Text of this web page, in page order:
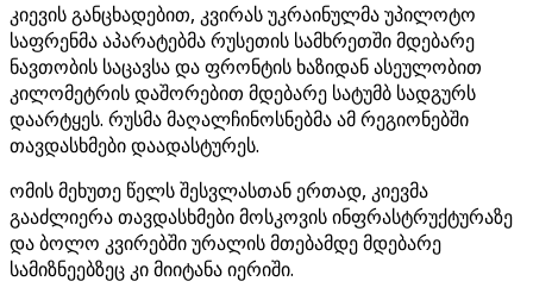
კიევის განცხადებით, კვირას უკრაინულმა უპილოტო
საფრენმა აპარატებმა რუსეთის სამხრეთში მდებარე
ნავთობის საცავსა და ფრონტის ხაზიდან ასეულობით
კილომეტრის დაშორებით მდებარე სატუმბ სადგურს
დაარტყეს. რუსმა მაღალჩინოსნებმა ამ რეგიონებში
თავდასხმები დაადასტურეს.
ომის მეხუთე წელს შესვლასთან ერთად, კიევმა
გააძლიერა თავდასხმები მოსკოვის ინფრასტრუქტურაზე
და ბოლო კვირებში ურალის მთებამდე მდებარე
სამიზნეებზეც კი მიიტანა იერიში.